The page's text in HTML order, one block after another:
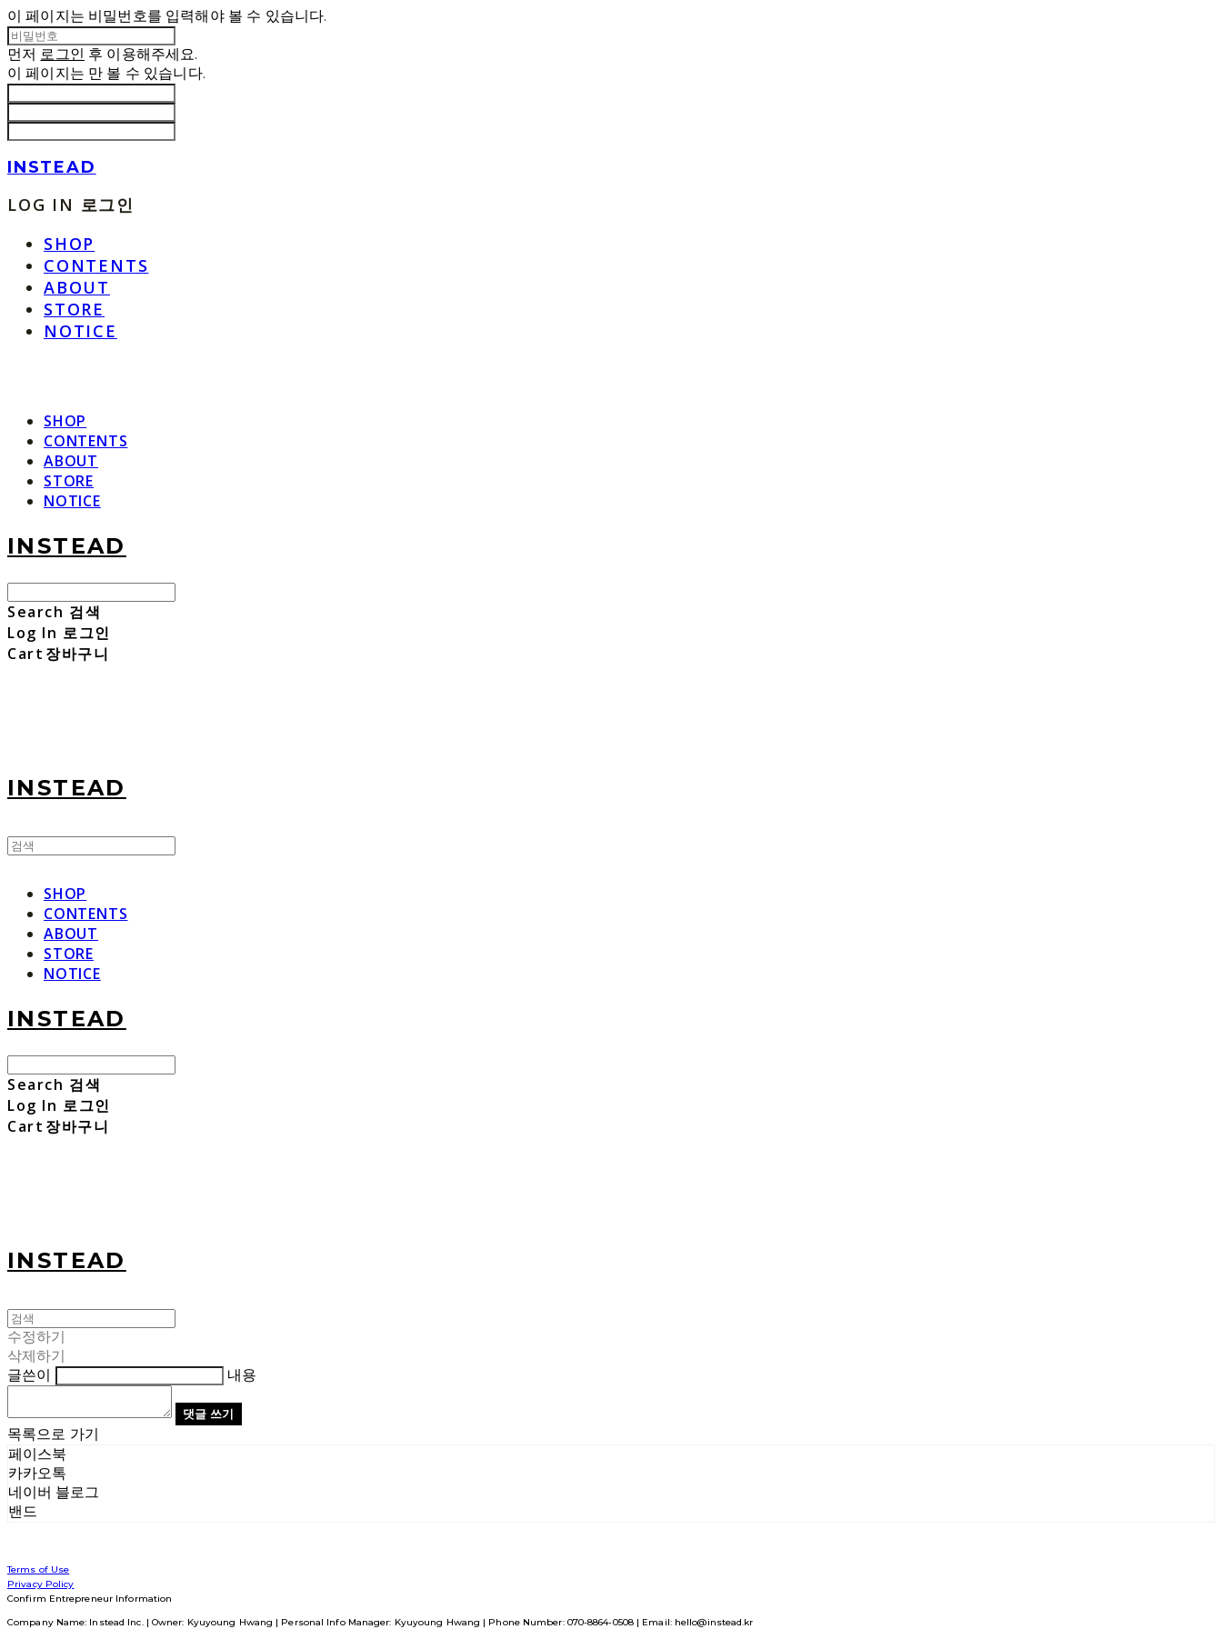
이 페이지는 비밀번호를 입력해야 볼 수 있습니다.
먼저 로그인 후 이용해주세요.
이 페이지는 만 볼 수 있습니다.
INSTEAD
LOG IN 로그인
SHOP
CONTENTS
ABOUT
STORE
NOTICE
SHOP
CONTENTS
ABOUT
STORE
NOTICE
INSTEAD
Search 검색
Log In 로그인
Cart 장바구니
INSTEAD
SHOP
CONTENTS
ABOUT
STORE
NOTICE
INSTEAD
Search 검색
Log In 로그인
Cart 장바구니
INSTEAD
수정하기
삭제하기
글쓴이
내용
댓글 쓰기
목록으로 가기
페이스북
카카오톡
네이버 블로그
밴드
Terms of Use
Privacy Policy
Confirm Entrepreneur Information
Company Name: Instead Inc. | Owner: Kyuyoung Hwang | Personal Info Manager: Kyuyoung Hwang | Phone Number: 070-8864-0508 | Email: hello@instead.kr